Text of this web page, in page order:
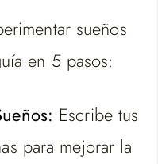
sueños
en 5 pasos:
Escribe tus
para mejorar la